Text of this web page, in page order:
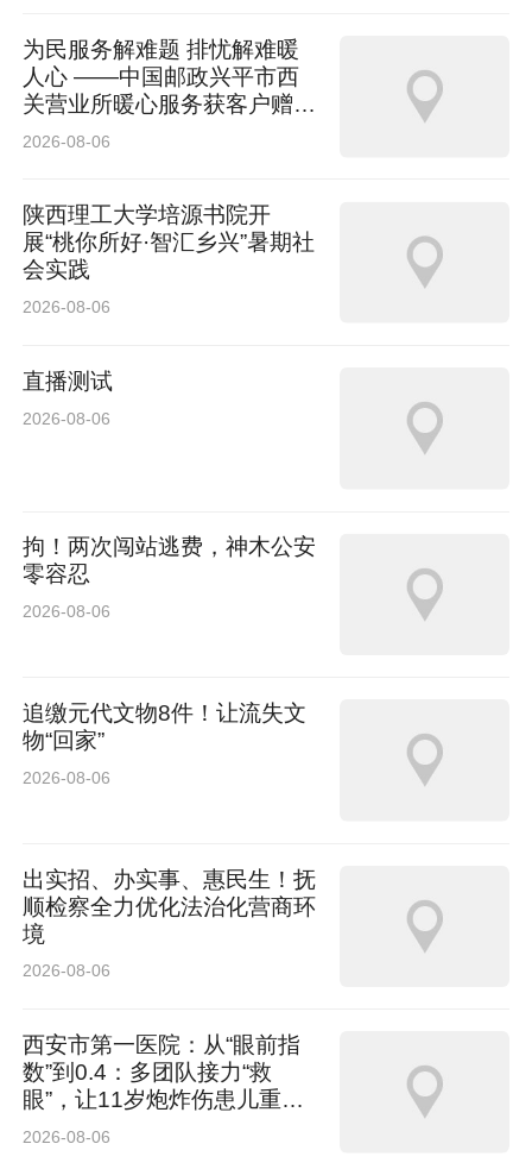
2026年5月，电视剧《主角》登陆央视一套黄金
档。西安欧亚学院文化传媒学院无人机影像工坊
刘夙培老师团队的名字，出现在缓缓滚动的片尾
他们用低空航拍镜头捕捉三秦大地的风土气韵，
为这部国家级剧作注入浓郁的地域人文底蕴，让
众。
为民服务解难题 排忧解难暖
人心 ——中国邮政兴平市西
关营业所暖心服务获客户赠送
锦旗
2026-08-06
陕西理工大学培源书院开
展“桃你所好·智汇乡兴”暑期社
会实践
2026-08-06
直播测试
2026-08-06
拘！两次闯站逃费，神木公安
零容忍
2026-08-06
追缴元代文物8件！让流失文
物“回家”
2026-08-06
出实招、办实事、惠民生！抚
顺检察全力优化法治化营商环
境
2026-08-06
西安市第一医院：从“眼前指
数”到0.4：多团队接力“救
眼”，让11岁炮炸伤患儿重见
光明
2026-08-06